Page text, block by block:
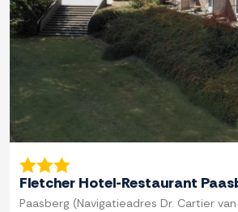
Fletcher Hotel-Restaurant
Paasberg (Navigatieadres Dr. Cartier